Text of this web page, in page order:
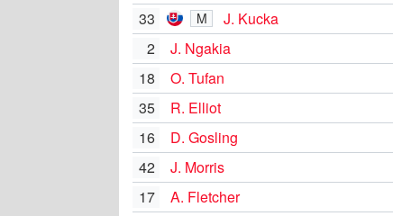
33 M J. Kucka
2 J. Ngakia
18
O. Tufan
35
R. Elliot
16
D. Gosling
42
J. Morris
17
A. Fletcher